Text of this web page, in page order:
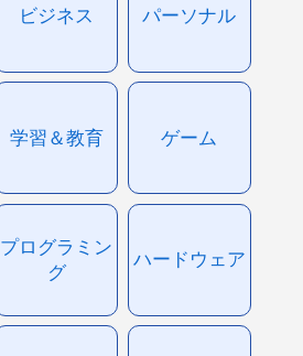
ビジネス パーソナル
学習＆教育 ゲーム
プログラミン
グ
ハードウェア